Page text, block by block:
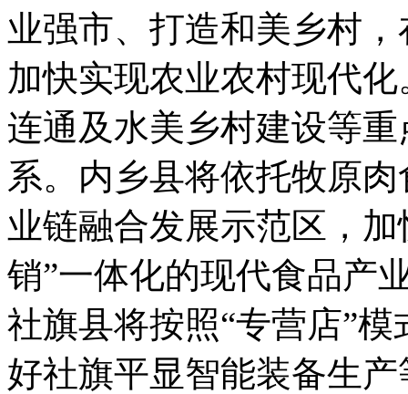
业强市、打造和美乡村
加快实现农业农村现代
连通及水美乡村建设等
系。内乡县将依托牧原
业链融合发展示范区，
销”一体化的现代食品产
社旗县将按照“专营店”
好社旗平显智能装备生